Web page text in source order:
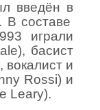
введён в
В составе
играли
басист
вокалист и
Rossi) и
Leary).